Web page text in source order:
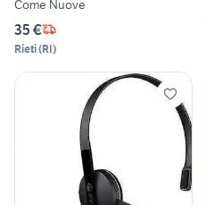
Come Nuove
35 €
Rieti(RI)